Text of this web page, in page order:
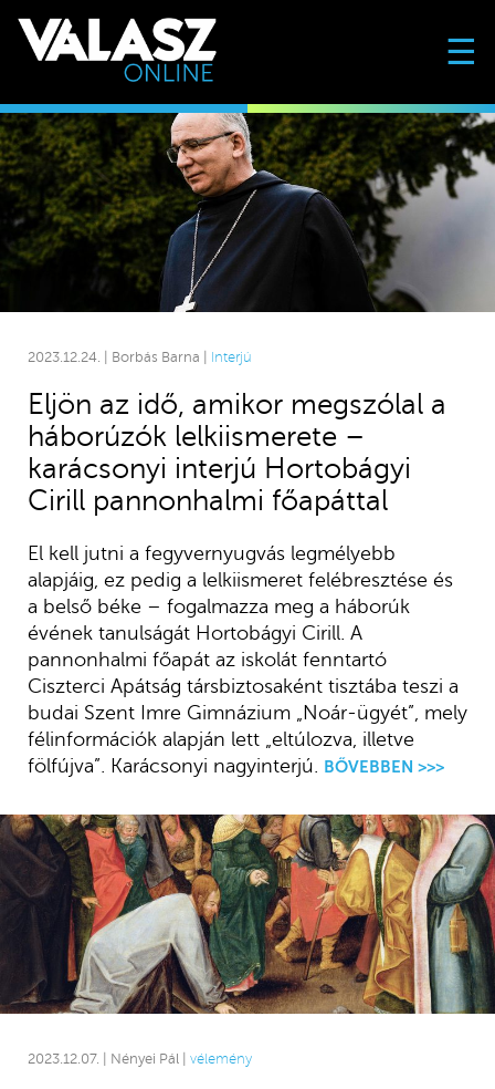
☰
2023.12.24. | Borbás Barna | Interjú
Eljön az idő, amikor megszólal a
háborúzók lelkiismerete –
karácsonyi interjú Hortobágyi
Cirill pannonhalmi főapáttal
El kell jutni a fegyvernyugvás legmélyebb
alapjáig, ez pedig a lelkiismeret felébresztése és
a belső béke – fogalmazza meg a háborúk
évének tanulságát Hortobágyi Cirill. A
pannonhalmi főapát az iskolát fenntartó
Ciszterci Apátság társbiztosaként tisztába teszi a
budai Szent Imre Gimnázium „Noár-ügyét”, mely
félinformációk alapján lett „eltúlozva, illetve
fölfújva”. Karácsonyi nagyinterjú. BŐVEBBEN >>>
2023.12.07. | Nényei Pál | vélemény